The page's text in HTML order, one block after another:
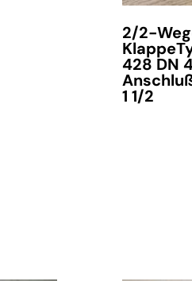
2/2-
428 DN
1 1/2